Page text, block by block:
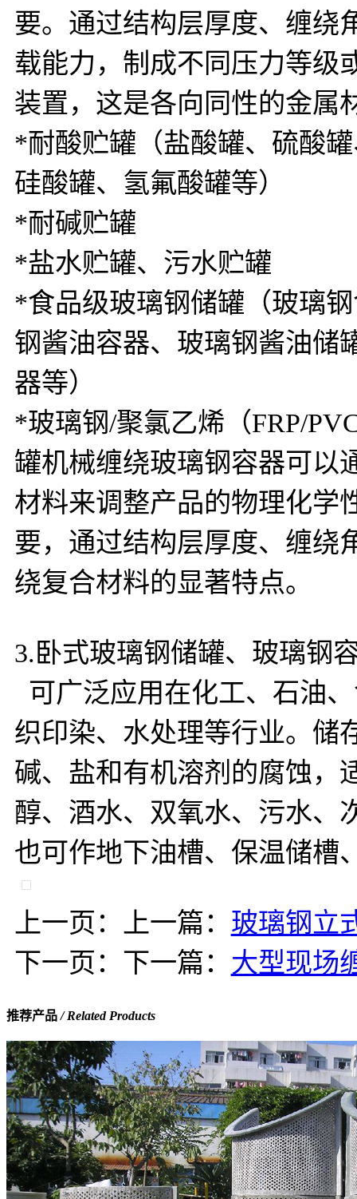
要。通过结构层厚度、缠绕
载能力，制成不同压力等级
装置，这是各向同性的金属
*耐酸贮罐（盐酸罐、硫酸
硅酸罐、氢氟酸罐等）
*耐碱贮罐
*盐水贮罐、污水贮罐
*食品级玻璃钢储罐（玻璃
钢酱油容器、玻璃钢酱油储
器等）
*玻璃钢/聚氯乙烯（FRP/
罐机械缠绕玻璃钢容器可以
材料来调整产品的物理化学
要，通过结构层厚度、缠绕
绕复合材料的显著特点。
3.卧式玻璃钢储罐、玻璃钢
可广泛应用在化工、石油
织印染、水处理等行业。储
碱、盐和有机溶剂的腐蚀，
醇、酒水、双氧水、污水、
也可作地下油槽、保温储槽
上一页：上一篇： 玻璃钢立
下一页：下一篇： 大型现场
推荐产品/ Related Products